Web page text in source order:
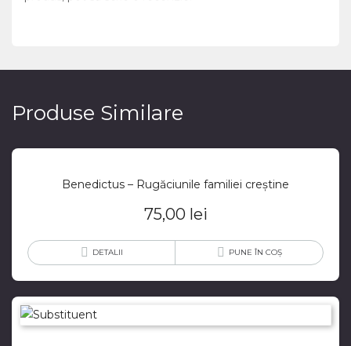
Produse Similare
Benedictus – Rugăciunile familiei creștine
75,00 lei
DETALII PUNE ÎN COȘ